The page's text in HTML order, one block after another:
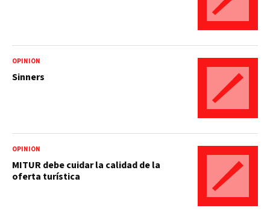
OPINIÓN
Sinners
OPINIÓN
MITUR debe cuidar la calidad de la
oferta turística